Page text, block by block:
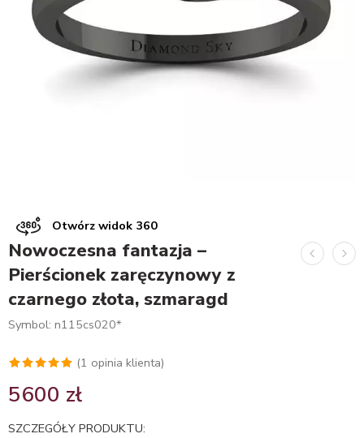
Otwórz widok 360
Nowoczesna fantazja –
Pierścionek zaręczynowy z
czarnego złota, szmaragd
Symbol: n115cs020*
5.00na 5
(1 opinia klienta)
5600 zł
SZCZEGÓŁY PRODUKTU: